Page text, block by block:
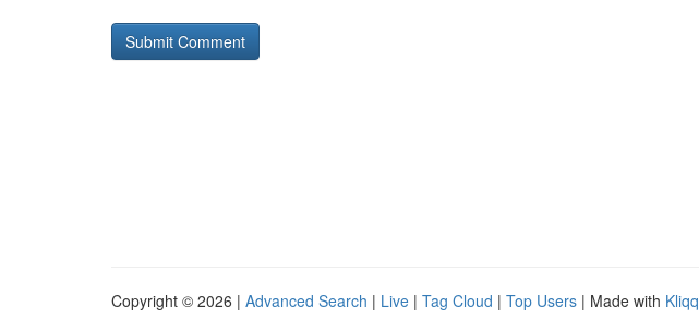
Copyright © 2026 | Advanced Search | Live | Tag Cloud | Top Users | Made with